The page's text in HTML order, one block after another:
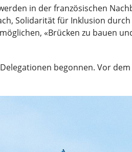
in der französischen
Solidarität für Inklusion
«Brücken zu bauen
begonnen. Vor